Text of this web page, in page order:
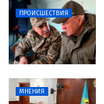
ПРОИСШЕСТВИЯ
МНЕНИЯ